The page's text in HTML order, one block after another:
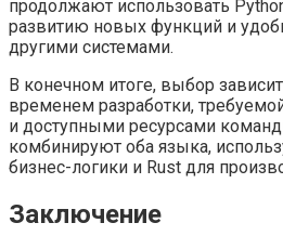
продолжают использовать
развитию новых функций и
другими системами.
В конечном итоге, выбор
временем разработки,
и доступными ресурсами
комбинируют оба языка,
бизнес-логики и Rust для
Заключение